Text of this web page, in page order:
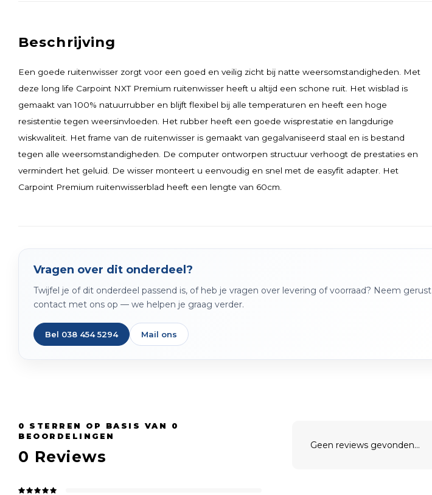
Beschrijving
Een goede ruitenwisser zorgt voor een goed en veilig zicht bij natte weersomstandigheden. Met
deze long life Carpoint NXT Premium ruitenwisser heeft u altijd een schone ruit. Het wisblad is
gemaakt van 100% natuurrubber en blijft flexibel bij alle temperaturen en heeft een hoge
resistentie tegen weersinvloeden. Het rubber heeft een goede wisprestatie en langdurige
wiskwaliteit. Het frame van de ruitenwisser is gemaakt van gegalvaniseerd staal en is bestand
tegen alle weersomstandigheden. De computer ontworpen structuur verhoogt de prestaties en
vermindert het geluid. De wisser monteert u eenvoudig en snel met de easyfit adapter. Het
Carpoint Premium ruitenwisserblad heeft een lengte van 60cm.
Vragen over dit onderdeel?
Twijfel je of dit onderdeel passend is, of heb je vragen over levering of voorraad? Neem gerust
contact met ons op — we helpen je graag verder.
Bel 038 454 5294 Mail ons
0 STERREN OP BASIS VAN 0
BEOORDELINGEN
0 Reviews
Geen reviews gevonden...